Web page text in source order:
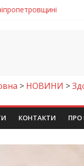
розташування
> НОВИНИ >
КОНТАКТИ ПРО